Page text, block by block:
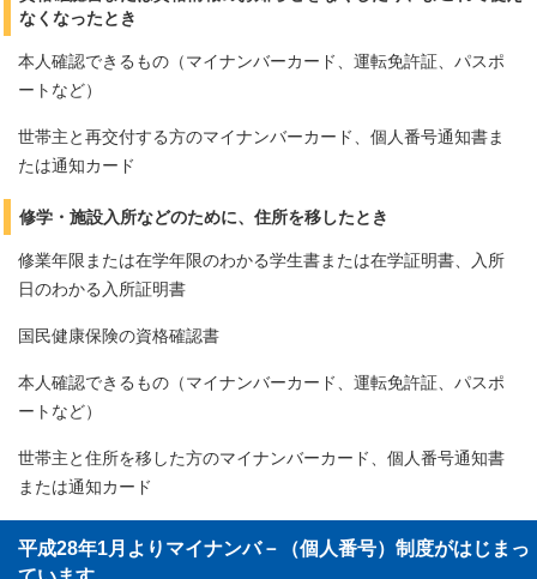
なくなったとき
本人確認できるもの（マイナンバーカード、運転免許証、パスポ
ートなど）
世帯主と再交付する方のマイナンバーカード、個人番号通知書ま
たは通知カード
修学・施設入所などのために、住所を移したとき
修業年限または在学年限のわかる学生書または在学証明書、入所
日のわかる入所証明書
国民健康保険の資格確認書
本人確認できるもの（マイナンバーカード、運転免許証、パスポ
ートなど）
世帯主と住所を移した方のマイナンバーカード、個人番号通知書
または通知カード
平成28年1月よりマイナンバ－（個人番号）制度がはじまっ